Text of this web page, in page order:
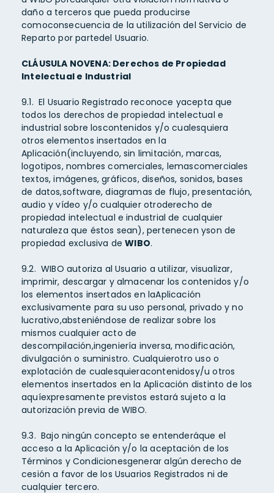
daño a terceros que pueda producirse
comoconsecuencia de la utilización del Servicio de
Reparto por partedel Usuario.
CLÁUSULA NOVENA: Derechos de Propiedad
Intelectual e Industrial
9.1. El Usuario Registrado reconoce yacepta que
todos los derechos de propiedad intelectual e
industrial sobre loscontenidos y/o cualesquiera
otros elementos insertados en la
Aplicación(incluyendo, sin limitación, marcas,
logotipos, nombres comerciales, lemascomerciales
textos, imágenes, gráficos, diseños, sonidos, bases
de datos,software, diagramas de flujo, presentación,
audio y vídeo y/o cualquier otroderecho de
propiedad intelectual e industrial de cualquier
naturaleza que éstos sean), pertenecen yson de
propiedad exclusiva deWIBO.
9.2. WIBO autoriza al Usuario a utilizar, visualizar,
imprimir, descargar y almacenar los contenidos y/o
los elementos insertados en laAplicación
exclusivamente para su uso personal, privado y no
lucrativo,absteniéndose de realizar sobre los
mismos cualquier acto de
descompilación,ingeniería inversa, modificación,
divulgación o suministro. Cualquierotro uso o
explotación de cualesquieracontenidosy/u otros
elementos insertados en la Aplicación distinto de los
aquíexpresamente previstos estará sujeto a la
autorización previa de WIBO.
9.3. Bajo ningún concepto se entenderáque el
acceso a la Aplicación y/o la aceptación de los
Términos y Condicionesgenerar algún derecho de
cesión a favor de los Usuarios Registrados ni de
cualquier tercero.